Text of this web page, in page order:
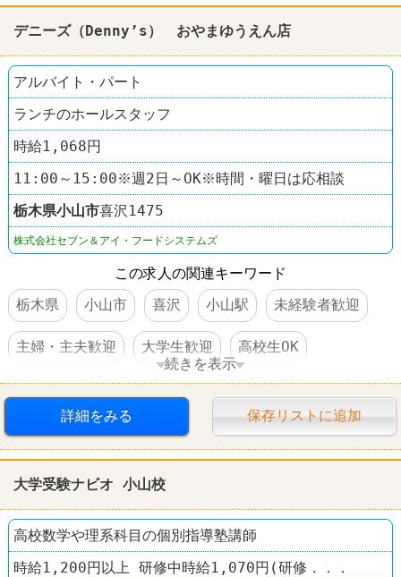
デニーズ（Denny’s） おやまゆうえん店
アルバイト・パート
ランチのホールスタッフ
時給1,068円
11:00～15:00※週2日～OK※時間・曜日は応相談
栃木県小山市喜沢1475
株式会社セブン＆アイ・フードシステムズ
この求人の関連キーワード
栃木県
小山市 喜沢 小山駅 未経験者歓迎
主婦・主夫歓迎 大学生歓迎 高校生OK
交通費支給 制服あり 社員登用あり
禁煙・分煙
続きを表示
詳細をみる 保存リストに追加
大学受験ナビオ 小山校
高校数学や理系科目の個別指導塾講師
時給1,200円以上 研修中時給1,070円(研修．．．